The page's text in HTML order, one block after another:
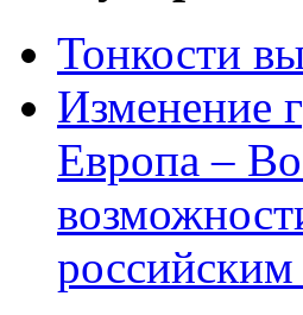
Тонкости
Изменение
Европа –